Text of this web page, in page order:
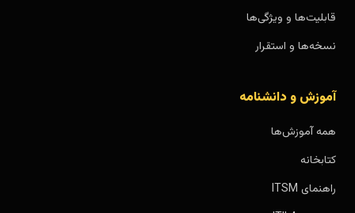
قابلیت‌ها و ویژگی‌ها
نسخه‌ها و استقرار
آموزش و دانشنامه
همه آموزش‌ها
کتابخانه
راهنمای ITSM